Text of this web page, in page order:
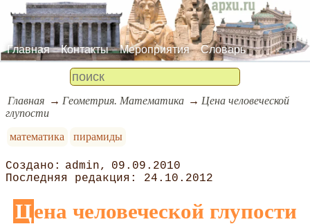
Главная Контакты Мероприятия Словарь
Главная Геометрия. Математика
Цена человеческой
глупости
математика
пирамиды
admin
09.09.2010
24.10.2012
Цена человеческой глупости